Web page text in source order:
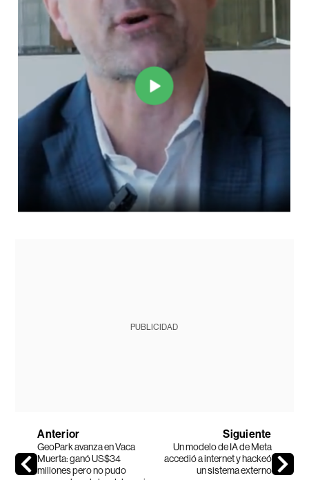
PUBLICIDAD
Anterior
GeoPark avanza en Vaca
Muerta: ganó US$34
millones pero no pudo
Siguiente
Un modelo de IA de Meta
accedió a internet y hackeó
un sistema externo